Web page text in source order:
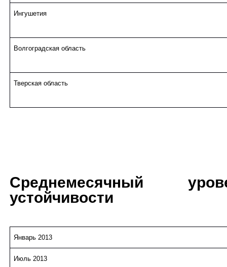
Ингушетия
Волгоградская область
Тверская область
Среднемесячный
устойчивости
Январь 2013
Июль 2013